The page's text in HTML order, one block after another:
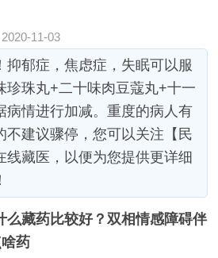
11-03
抑郁症，焦虑症，失眠可以服
珍珠丸+二十味肉豆蔻丸+十一
病情进行加减。重度的病人有
不建议骤停，您可以关注【民
线藏医，以便为您提供更详细
么藏药比较好？双相情感障碍伴
药